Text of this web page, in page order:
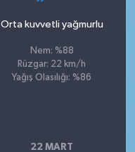
Orta kuvvetli yağmurlu
Nem: %88
Rüzgar: 22 km/h
Yağış Olasılığı: %86
22 MART